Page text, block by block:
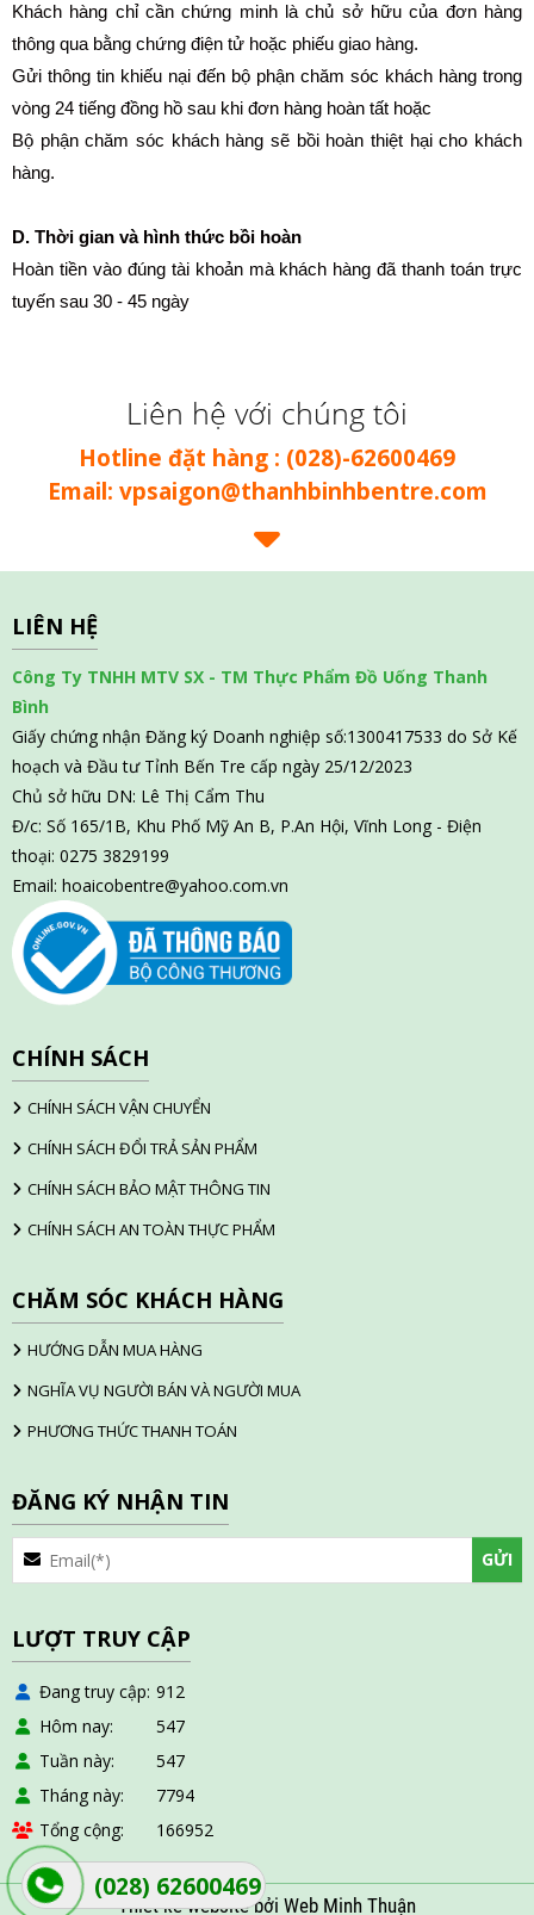
Khách hàng chỉ cần chứng minh là chủ sở hữu của đơn hàng
thông qua bằng chứng điện tử hoặc phiếu giao hàng.
Gửi thông tin khiếu nại đến bộ phận chăm sóc khách hàng trong
vòng 24 tiếng đồng hồ sau khi đơn hàng hoàn tất hoặc
Bộ phận chăm sóc khách hàng sẽ bồi hoàn thiệt hại cho khách
hàng.
D. Thời gian và hình thức bồi hoàn
Hoàn tiền vào đúng tài khoản mà khách hàng đã thanh toán trực
tuyến sau 30 - 45 ngày
Liên hệ với chúng tôi
Hotline đặt hàng : (028)-62600469
Email: vpsaigon@thanhbinhbentre.com
LIÊN HỆ
Công Ty TNHH MTV SX - TM Thực Phẩm Đồ Uống Thanh
Bình
Giấy chứng nhận Đăng ký Doanh nghiệp số:1300417533 do Sở Kế
hoạch và Đầu tư Tỉnh Bến Tre cấp ngày 25/12/2023
Chủ sở hữu DN: Lê Thị Cẩm Thu
Đ/c: Số 165/1B, Khu Phố Mỹ An B, P.An Hội, Vĩnh Long - Điện
thoại: 0275 3829199
Email: hoaicobentre@yahoo.com.vn
CHÍNH SÁCH
CHÍNH SÁCH VẬN CHUYỂN
CHÍNH SÁCH ĐỔI TRẢ SẢN PHẨM
CHÍNH SÁCH BẢO MẬT THÔNG TIN
CHÍNH SÁCH AN TOÀN THỰC PHẨM
CHĂM SÓC KHÁCH HÀNG
HƯỚNG DẪN MUA HÀNG
NGHĨA VỤ NGƯỜI BÁN VÀ NGƯỜI MUA
PHƯƠNG THỨC THANH TOÁN
ĐĂNG KÝ NHẬN TIN
LƯỢT TRUY CẬP
Đang truy cập 912
Hôm nay
547
Tuần này
547
Tháng này
7794
Tổng cộng
166952
Thiết kế website bởi Web Minh Thuận
(028) 62600469